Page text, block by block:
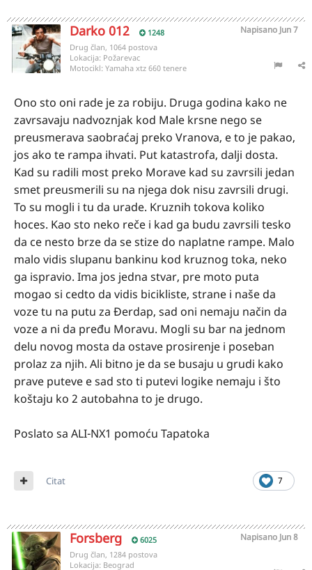
Darko 012 1248 Napisano Jun 7
Drug član, 1064 postova
Lokacija: Požarevac
Motocikl: Yamaha xtz 660 tenere
Ono sto oni rade je za robiju. Druga godina kako ne
zavrsavaju nadvoznjak kod Male krsne nego se
preusmerava saobraćaj preko Vranova, e to je pakao,
jos ako te rampa ihvati. Put katastrofa, dalji dosta.
Kad su radili most preko Morave kad su zavrsili jedan
smet preusmerili su na njega dok nisu zavrsili drugi.
To su mogli i tu da urade. Kruznih tokova koliko
hoces. Kao sto neko reče i kad ga budu zavrsili tesko
da ce nesto brze da se stize do naplatne rampe. Malo
malo vidis slupanu bankinu kod kruznog toka, neko
ga ispravio. Ima jos jedna stvar, pre moto puta
mogao si cedto da vidis bicikliste, strane i naše da
voze tu na putu za Đerdap, sad oni nemaju način da
voze a ni da pređu Moravu. Mogli su bar na jednom
delu novog mosta da ostave prosirenje i poseban
prolaz za njih. Ali bitno je da se busaju u grudi kako
prave puteve e sad sto ti putevi logike nemaju i što
koštaju ko 2 autobahna to je drugo.
Poslato sa ALI-NX1 pomoću Tapatoka
7
Citat
Forsberg 6025 Napisano Jun 8
Drug član, 1284 postova
Lokacija: Beograd